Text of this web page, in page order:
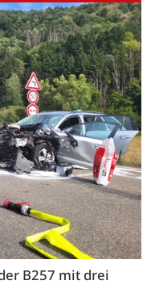
B257 mit drei